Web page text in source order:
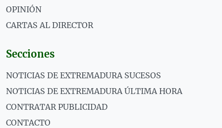
OPINIÓN
CARTAS AL DIRECTOR
Secciones
NOTICIAS DE EXTREMADURA SUCESOS
NOTICIAS DE EXTREMADURA ÚLTIMA HORA
CONTRATAR PUBLICIDAD
CONTACTO